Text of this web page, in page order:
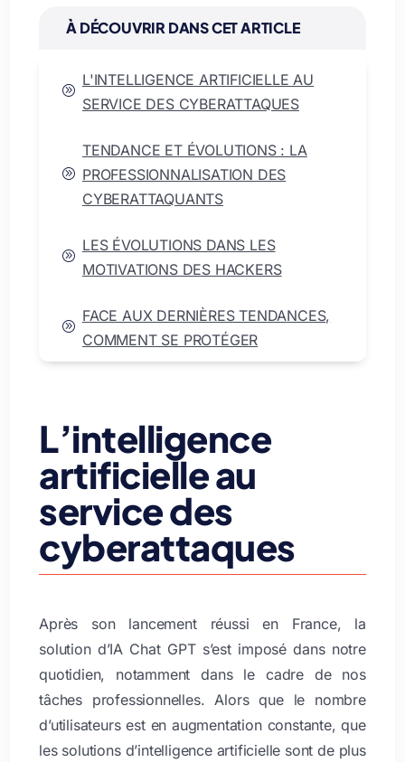
À DÉCOUVRIR DANS CET ARTICLE
A
L'INTELLIGENCE ARTIFICIELLE AU
SERVICE DES CYBERATTAQUES
A
TENDANCE ET ÉVOLUTIONS : LA
PROFESSIONNALISATION DES
CYBERATTAQUANTS
A
LES ÉVOLUTIONS DANS LES
MOTIVATIONS DES HACKERS
A
FACE AUX DERNIÈRES TENDANCES,
COMMENT SE PROTÉGER
L’intelligence
artificielle au
service des
cyberattaques
Après son lancement réussi en France, la
solution d’IA Chat GPT s’est imposé dans notre
quotidien, notamment dans le cadre de nos
tâches professionnelles. Alors que le nombre
d’utilisateurs est en augmentation constante, que
les solutions d’intelligence artificielle sont de plus